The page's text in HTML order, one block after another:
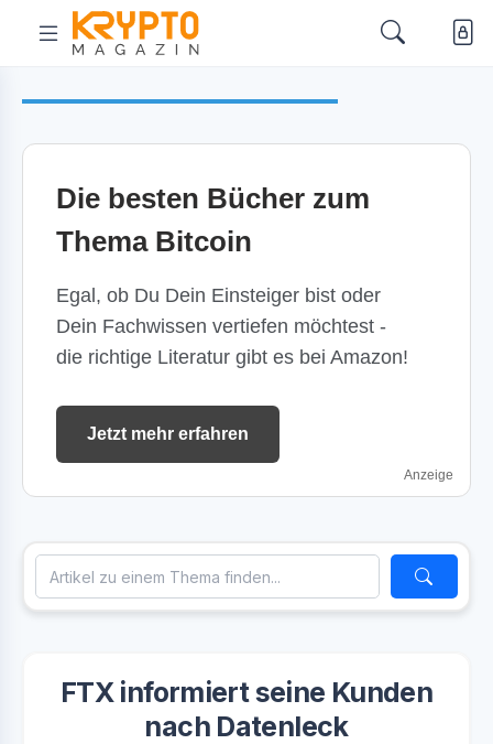
Die besten Bücher zum
Thema Bitcoin
Egal, ob Du Dein Einsteiger bist oder
Dein Fachwissen vertiefen möchtest -
die richtige Literatur gibt es bei Amazon!
Jetzt mehr erfahren
Anzeige
FTX informiert seine Kunden
nach Datenleck